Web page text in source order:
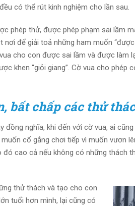
có thể rút kinh nghiệm cho lần sau.
phép thử, được phép phạm sai lầm
để giải toả những ham muốn
cho con được sai lầm và được làm
khen “giỏi giang”. Cờ vua cho phép
bất chấp các thử
đồng nghĩa, khi đến với cờ vua, ai
cố gắng chơi tiếp vì muốn vươn
cao cả nếu không có những thách
thử thách và tạo cho con
tuổi hơn mình, lại cũng có